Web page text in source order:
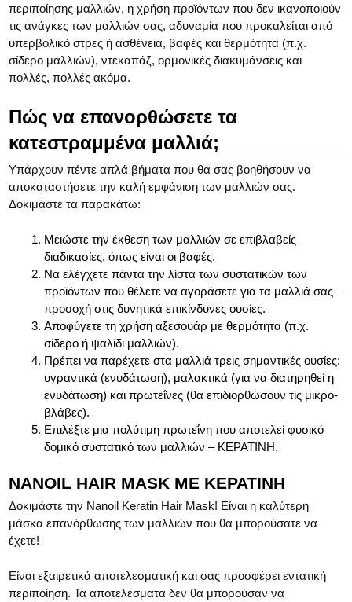
περιποίησης μαλλιών, η χρήση προϊόντων που δεν ικανοποιούν
τις ανάγκες των μαλλιών σας, αδυναμία που προκαλείται από
υπερβολικό στρες ή ασθένεια, βαφές και θερμότητα (π.χ.
σίδερο μαλλιών), ντεκαπάζ, ορμονικές διακυμάνσεις και
πολλές, πολλές ακόμα.
Πώς να επανορθώσετε τα
κατεστραμμένα μαλλιά;
Υπάρχουν πέντε απλά βήματα που θα σας βοηθήσουν να
αποκαταστήσετε την καλή εμφάνιση των μαλλιών σας.
Δοκιμάστε τα παρακάτω:
Μειώστε την έκθεση των μαλλιών σε επιβλαβείς
διαδικασίες, όπως είναι οι βαφές.
Να ελέγχετε πάντα την λίστα των συστατικών των
προϊόντων που θέλετε να αγοράσετε για τα μαλλιά σας –
προσοχή στις δυνητικά επικίνδυνες ουσίες.
Αποφύγετε τη χρήση αξεσουάρ με θερμότητα (π.χ.
σίδερο ή ψαλίδι μαλλιών).
Πρέπει να παρέχετε στα μαλλιά τρεις σημαντικές ουσίες:
υγραντικά (ενυδάτωση), μαλακτικά (για να διατηρηθεί η
ενυδάτωση) και πρωτεΐνες (θα επιδιορθώσουν τις μικρο-
βλάβες).
Επιλέξτε μια πολύτιμη πρωτεΐνη που αποτελεί φυσικό
δομικό συστατικό των μαλλιών – ΚΕΡΑΤΙΝΗ.
NANOIL HAIR MASK ΜΕ ΚΕΡΑΤΙΝΗ
Δοκιμάστε την Nanoil Keratin Hair Mask! Είναι η καλύτερη
μάσκα επανόρθωσης των μαλλιών που θα μπορούσατε να
έχετε!
Είναι εξαιρετικά αποτελεσματική και σας προσφέρει εντατική
περιποίηση. Τα αποτελέσματα δεν θα μπορούσαν να